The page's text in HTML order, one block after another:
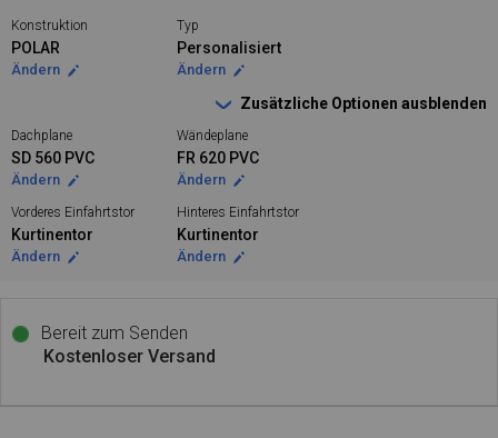
Konstruktion
POLAR
Ändern
Typ
Personalisiert
Ändern
Zusätzliche Optionen ausblenden
Dachplane
SD 560 PVC
Ändern
Wändeplane
FR 620 PVC
Ändern
Vorderes Einfahrtstor
Kurtinentor
Ändern
Hinteres Einfahrtstor
Kurtinentor
Ändern
Bereit zum Senden
Kostenloser Versand